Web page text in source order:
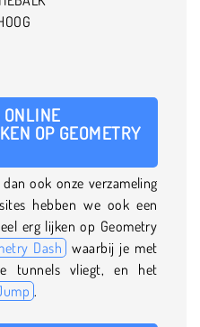
ONLINE
OP GEOMETRY
ook onze verzameling
hebben we ook een
erg lijken op Geometry
Dash
waarbij je met
tunnels vliegt, en het
.